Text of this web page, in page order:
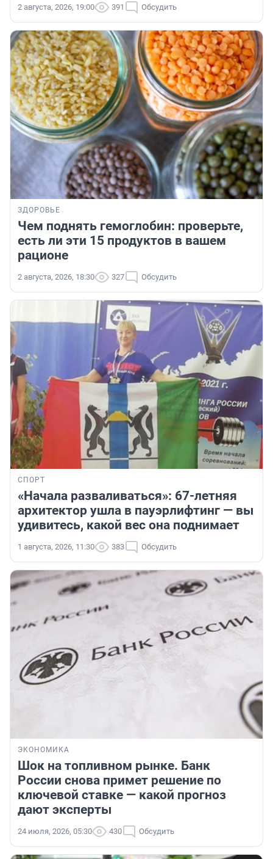
2 августа, 2026, 19:00 391 Обсудить
ЗДОРОВЬЕ
Чем поднять гемоглобин: проверьте,
есть ли эти 15 продуктов в вашем
рационе
2 августа, 2026, 18:30 327 Обсудить
СПОРТ
«Начала разваливаться»: 67-летняя
архитектор ушла в пауэрлифтинг — вы
удивитесь, какой вес она поднимает
1 августа, 2026, 11:30 383 Обсудить
ЭКОНОМИКА
Шок на топливном рынке. Банк
России снова примет решение по
ключевой ставке — какой прогноз
дают эксперты
24 июля, 2026, 05:30 430 Обсудить